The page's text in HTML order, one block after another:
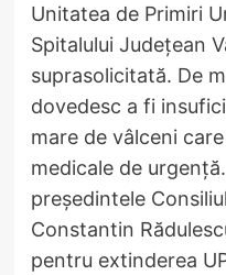
Unitatea de Primiri
Spitalului Județean
suprasolicitată. De
dovedesc a fi
mare de vâlceni
medicale de
președintele
Constantin
pentru extinderea